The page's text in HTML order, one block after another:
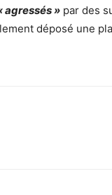
agressés » par des
déposé une